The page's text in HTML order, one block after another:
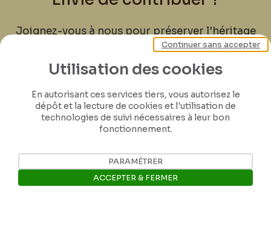
Joignez-vous à nous pour préserver l'héritage
de Félicien Rops ! Partagez vos lettres,
documents et connaissances afin de
contribuer à faire perdurer son œuvre pour
les générations futures.
Je contribue
Utilisation des cookies
En autorisant ces services tiers, vous autorisez le
dépôt et la lecture de cookies et l'utilisation de
technologies de suivi nécessaires à leur bon
fonctionnement.
Continuer sans accepter
PARAMÉTRER
ACCEPTER & FERMER